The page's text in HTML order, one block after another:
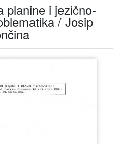
planine i jezično-
/ Josip